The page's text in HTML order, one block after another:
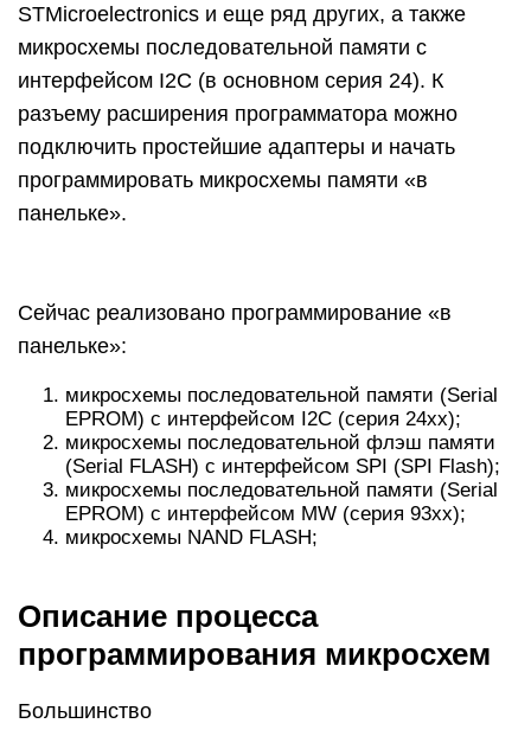
STMicroelectronics и еще ряд других, а также
микросхемы последовательной памяти с
интерфейсом I2C (в основном серия 24). К
разъему расширения программатора можно
подключить простейшие адаптеры и начать
программировать микросхемы памяти «в
панельке».
Сейчас реализовано программирование «в
панельке»:
микросхемы последовательной памяти (Serial
EPROM) с интерфейсом I2C (серия 24xx);
микросхемы последовательной флэш памяти
(Serial FLASH) с интерфейсом SPI (SPI Flash);
микросхемы последовательной памяти (Serial
EPROM) с интерфейсом MW (серия 93xx);
микросхемы NAND FLASH;
Описание процесса
программирования микросхем
Большинство